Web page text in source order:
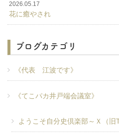
2026.05.17
花に癒やされ
ブログカテゴリ
《代表 江波です》
《てこパカ井戸端会議室》
ようこそ自分史倶楽部～Ｘ（旧